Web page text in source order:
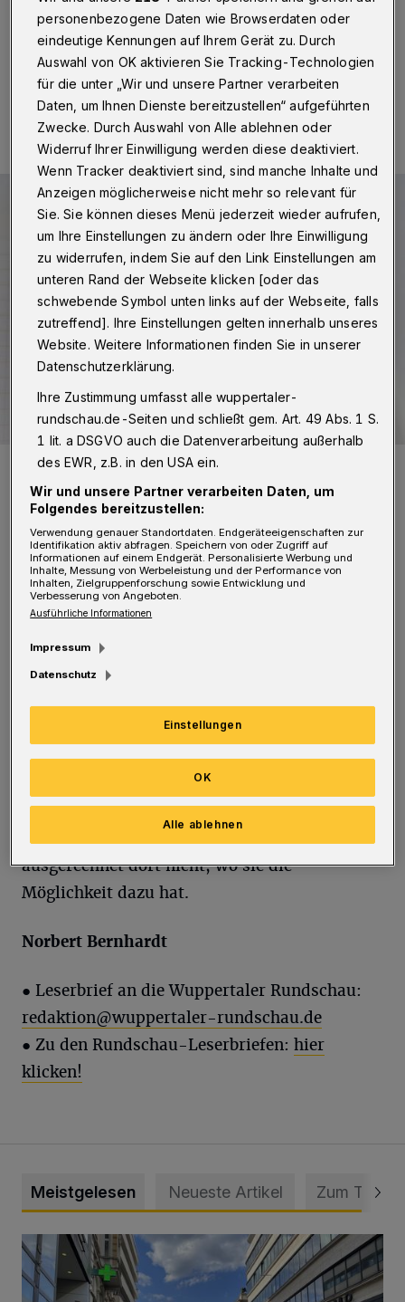
Betr.: Moschee-Pläne an der Gathe
13.02.2023 , 13:30 Uhr Eine Minute Lesezeit
Leserbrief.
D as Seltsame an dem Moschee-
der ganzen Zeit überhaupt keine alternative
Planung in Erwägung gezogen wurde.
Gestaltungswettbewerb? Bürgerbeteiligung?
Die Stadt jammert immer, dass sie bei
Privatgrundstücken keinen städtebaulichen
Einfluss ausüben kann, und tut es
ausgerechnet dort nicht, wo sie die
Möglichkeit dazu hat.
Norbert Bernhardt
● Leserbrief an die Wuppertaler Rundschau:
redaktion@wuppertaler-rundschau.de
● Zu den Rundschau-Leserbriefen: hier
klicken!
Meistgelesen Neueste Artikel Zum Thema
Ein Unzustand und Skandal
personenbezogene Daten wie Browserdaten oder
eindeutige Kennungen auf Ihrem Gerät zu. Durch
Auswahl von OK aktivieren Sie Tracking-Technologien
für die unter „Wir und unsere Partner verarbeiten
Daten, um Ihnen Dienste bereitzustellen“ aufgeführten
Zwecke. Durch Auswahl von Alle ablehnen oder
Widerruf Ihrer Einwilligung werden diese deaktiviert.
Wenn Tracker deaktiviert sind, sind manche Inhalte und
Anzeigen möglicherweise nicht mehr so relevant für
Sie. Sie können dieses Menü jederzeit wieder aufrufen,
um Ihre Einstellungen zu ändern oder Ihre Einwilligung
zu widerrufen, indem Sie auf den Link Einstellungen am
unteren Rand der Webseite klicken [oder das
schwebende Symbol unten links auf der Webseite, falls
zutreffend]. Ihre Einstellungen gelten innerhalb unseres
Website. Weitere Informationen finden Sie in unserer
Datenschutzerklärung.
Ihre Zustimmung umfasst alle wuppertaler-
rundschau.de-Seiten und schließt gem. Art. 49 Abs. 1 S.
1 lit. a DSGVO auch die Datenverarbeitung außerhalb
des EWR, z.B. in den USA ein.
Wir und unsere Partner verarbeiten Daten, um
Folgendes bereitzustellen:
Verwendung genauer Standortdaten. Endgeräteeigenschaften zur
Identifikation aktiv abfragen. Speichern von oder Zugriff auf
Informationen auf einem Endgerät. Personalisierte Werbung und
Inhalte, Messung von Werbeleistung und der Performance von
Inhalten, Zielgruppenforschung sowie Entwicklung und
Verbesserung von Angeboten.
Ausführliche Informationen
Impressum
Datenschutz
Einstellungen
Alle ablehnen
OK